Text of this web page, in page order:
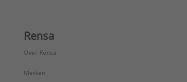
Rensa
Over Rensa
Merken